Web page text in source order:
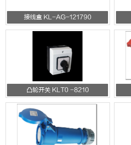
接线盒 KL-AG-121790
凸轮开关 KLT0 -8210